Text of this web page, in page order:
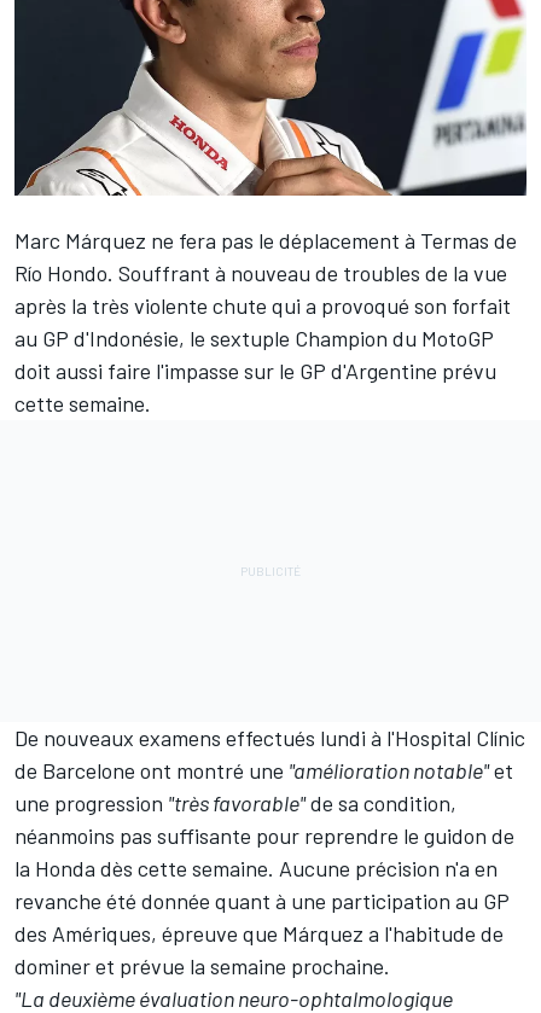
Marc Márquez ne fera pas le déplacement à Termas de
Río Hondo. Souffrant à nouveau de troubles de la vue
après la très violente chute qui a provoqué son forfait
au GP d'Indonésie, le sextuple Champion du MotoGP
doit aussi faire l'impasse sur le GP d'Argentine prévu
cette semaine.
De nouveaux examens effectués lundi à l'Hospital Clínic
de Barcelone ont montré une "amélioration notable"et
une progression "très favorable"de sa condition,
néanmoins pas suffisante pour reprendre le guidon de
la Honda dès cette semaine. Aucune précision n'a en
revanche été donnée quant à une participation au GP
des Amériques, épreuve que Márquez a l'habitude de
dominer et prévue la semaine prochaine.
"La deuxième évaluation neuro-ophtalmologique